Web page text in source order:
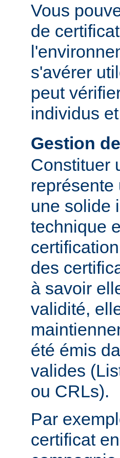
Vous
de
s'avérer
peut
individus
Gestion
Constituer
une solide
technique
des
à savoir
validité,
été émis
valides
ou CRLs).
Par
certificat